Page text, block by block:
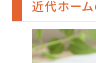
近代ホー